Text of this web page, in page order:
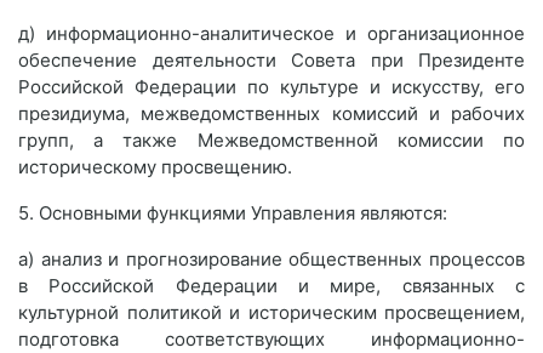
д) информационно-аналитическое и организационное
обеспечение деятельности Совета при Президенте
Российской Федерации по культуре и искусству, его
президиума, межведомственных комиссий и рабочих
групп, а также Межведомственной комиссии по
историческому просвещению.
5. Основными функциями Управления являются:
а) анализ и прогнозирование общественных процессов
в Российской Федерации и мире, связанных с
культурной политикой и историческим просвещением,
подготовка соответствующих информационно-